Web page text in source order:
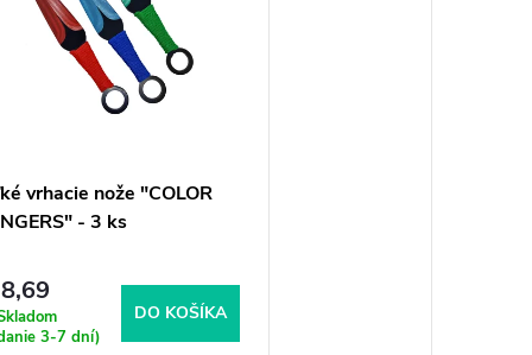
vrhacie nože "COLOR
- 3 ks
3-7 dní)
DO KOŠÍKA